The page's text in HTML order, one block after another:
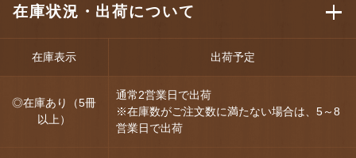
在庫状況・出荷について
在庫表示 出荷予定
◎在庫あり（5冊
以上）
通常2営業日で出荷
※在庫数がご注文数に満たない場合は、5～8
営業日で出荷